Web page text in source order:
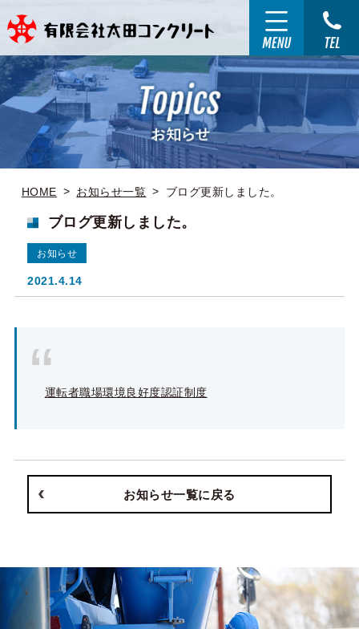
HOME お知らせ一覧 ブログ更新しました。
ブログ更新しました。
お知らせ
2021.4.14
運転者職場環境良好度認証制度
お知らせ一覧に戻る